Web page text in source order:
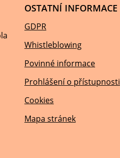
OSTATNÍ INFORMACE
GDPR
Whistleblowing
Povinné informace
Prohlášení o přístupnosti
Cookies
Mapa stránek